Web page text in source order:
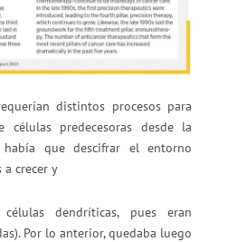
distintos procesos para
predecesoras desde la
había que descifrar el entorno
crecer y
dendríticas, pues eran
Por lo anterior, quedaba luego